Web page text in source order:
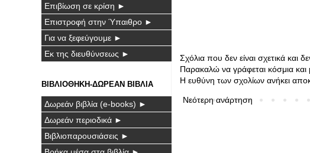
Σχόλια που δεν είναι σχετικά
Παρακαλώ να γράφεται κόσμια και
Η ευθύνη των σχολίων ανήκει
Νεότερη ανάρτηση
Επιβίωση σε κρίση ►
Επιστροφή στην Ύπαιθρο ►
Για να ξεφεύγουμε ►
Εκ της διευθύνσεως ►
ΒΙΒΛΙΟΘΗΚΗ-ΔΩΡΕΑΝ ΒΙΒΛΙΑ
Δωρεάν βιβλία (e-books) ►
Δωρεάν περιοδικά ►
Βιβλιοπαρουσιάσεις ►